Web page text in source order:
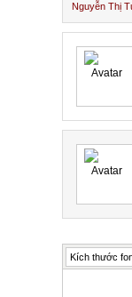
Nguyễn Thị
Kích thước